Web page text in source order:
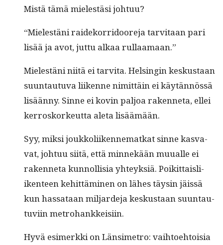
Mis­tä tämä mielestäsi johtuu?
“Mielestäni raideko­r­ri­doore­ja tarvi­taan pari
lisää ja avot, jut­tu alkaa rullaamaan.”
Mielestäni niitä ei tarvi­ta. Helsin­gin keskus­taan
suun­tau­tu­va liikenne nimit­täin ei käytän­nössä
lisään­ny. Sinne ei kovin paljoa raken­neta, ellei
ker­rosko­rkeut­ta ale­ta lisäämään.
Syy, mik­si joukkoli­iken­nematkat sinne kas­va­
vat, johtuu siitä, että min­nekään muualle ei
raken­neta kun­nol­lisia yhteyk­siä. Poikit­tais­li­
iken­teen kehit­tämi­nen on läh­es täysin jäis­sä
kun has­sa­taan mil­jarde­ja keskus­taan suun­tau­
tu­vi­in metrohankkeisiin.
Hyvä esimerk­ki on Län­simetro: vai­h­toe­htoisia